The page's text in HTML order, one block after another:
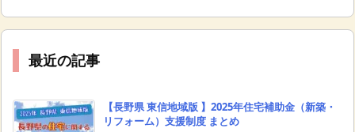
最近の記事
【長野県 東信地域版 】2025年住宅補助金（新築・
リフォーム）支援制度 まとめ